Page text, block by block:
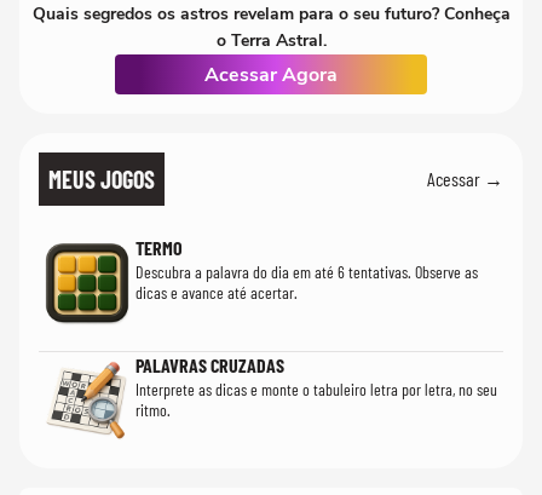
Quais segredos os astros revelam para o seu futuro? Conheça
o Terra Astral.
Acessar Agora
MEUS JOGOS Acessar →
TERMO
Descubra a palavra do dia em até 6 tentativas. Observe as
dicas e avance até acertar.
PALAVRAS CRUZADAS
Interprete as dicas e monte o tabuleiro letra por letra, no seu
ritmo.